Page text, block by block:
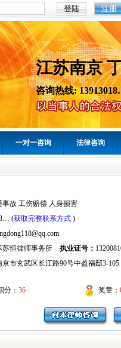
注册
江苏南京
咨询热线:
一对一咨询 法律咨询
事故 工伤赔偿 人身损害
(获取完整联系方式 )
苏恒律师事务所 执业证号：
京市玄武区长江路90号中盈福邸3-105
分： 36 奖章：